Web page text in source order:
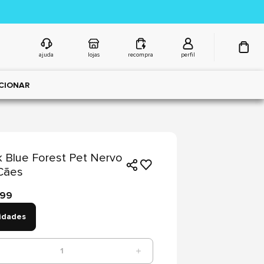
ajuda lojas recompra perfil
Blue Forest Pet Nervo
1